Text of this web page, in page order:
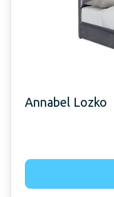
Annabel Lozko